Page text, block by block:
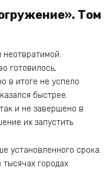
Том
готовилось,
в итоге не успело
быстрее.
и не завершено в
их запустить.
установленного срока.
городах